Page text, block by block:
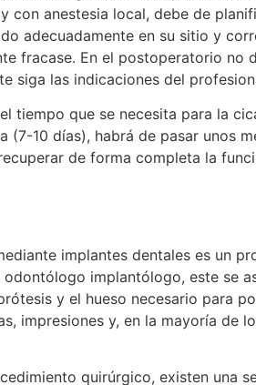
con anestesia local, debe de
adecuadamente en su sitio y
fracase. En el postoperatorio no
siga las indicaciones del
tiempo que se necesita para la
(7-10 días), habrá de pasar unos
de forma completa la
implantes dentales es un
implantólogo, este se
y el hueso necesario para
impresiones y, en la mayoría de
quirúrgico, existen una